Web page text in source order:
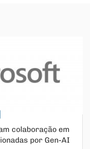
colaboração em
por Gen-AI